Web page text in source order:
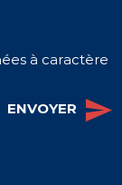
à caractère
ENVOYER